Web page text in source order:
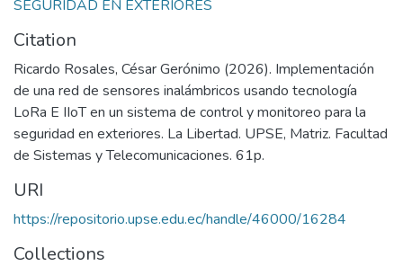
SEGURIDAD EN EXTERIORES
Citation
Ricardo Rosales, César Gerónimo (2026). Implementación
de una red de sensores inalámbricos usando tecnología
LoRa E IIoT en un sistema de control y monitoreo para la
seguridad en exteriores. La Libertad. UPSE, Matriz. Facultad
de Sistemas y Telecomunicaciones. 61p.
URI
https://repositorio.upse.edu.ec/handle/46000/16284
Collections